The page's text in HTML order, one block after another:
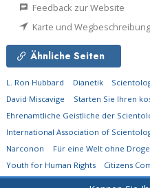
Feedback zur Website
Karte und
Ähnliche Seiten
L. Ron Hubbard Dianetik
David Miscavige
Starten Sie Ihren
Ehrenamtliche Geistliche der
International Association of
Narconon
Für eine Welt ohne
Youth for Human Rights
Citizens